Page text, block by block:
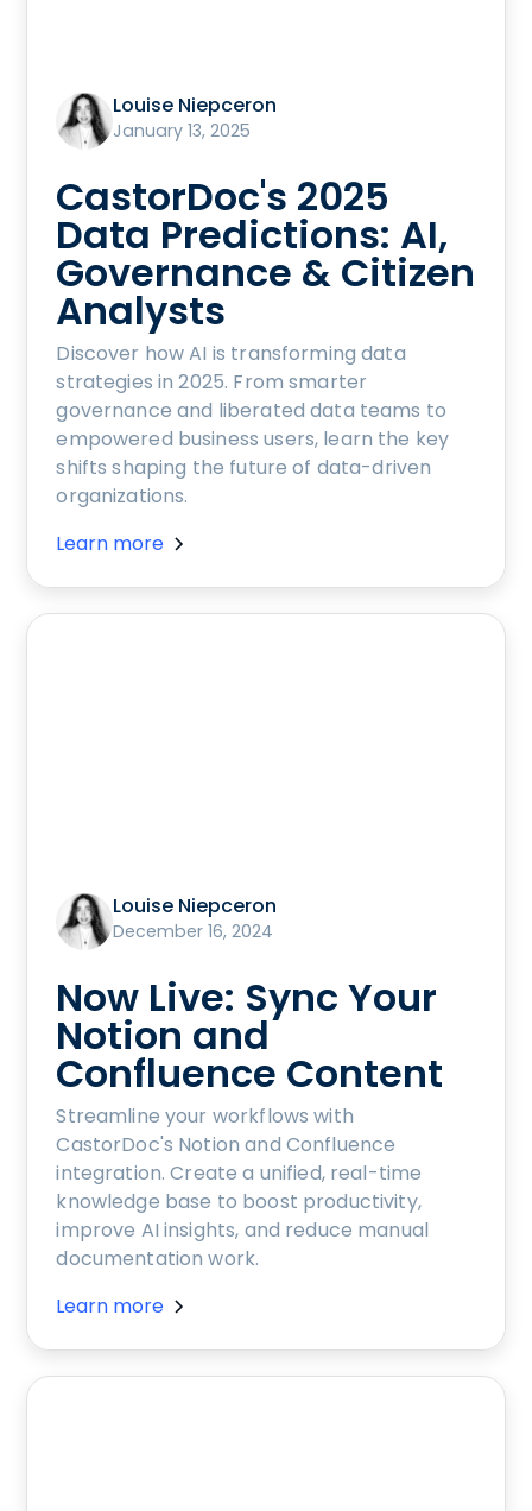
Louise Niepceron
January 13, 2025
CastorDoc's 2025
Data Predictions: AI,
Governance & Citizen
Analysts
Discover how AI is transforming data
strategies in 2025. From smarter
governance and liberated data teams to
empowered business users, learn the key
shifts shaping the future of data-driven
organizations.
Learn more
Louise Niepceron
December 16, 2024
Now Live: Sync Your
Notion and
Confluence Content
Streamline your workflows with
CastorDoc's Notion and Confluence
integration. Create a unified, real-time
knowledge base to boost productivity,
improve AI insights, and reduce manual
documentation work.
Learn more